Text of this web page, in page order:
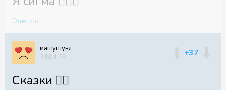
Ответить
машушуня
24.04.25
+37
Сказки 👍🏻